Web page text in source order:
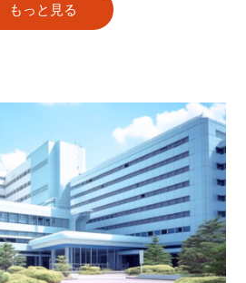
もっと見る